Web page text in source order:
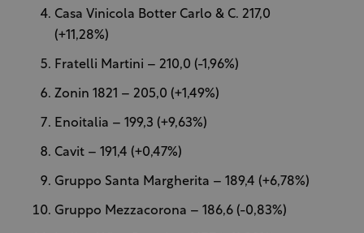
Casa Vinicola Botter Carlo & C. 217,0
(+11,28%)
Fratelli Martini – 210,0 (-1,96%)
Zonin 1821 – 205,0 (+1,49%)
Enoitalia – 199,3 (+9,63%)
Cavit – 191,4 (+0,47%)
Gruppo Santa Margherita – 189,4 (+6,78%)
Gruppo Mezzacorona – 186,6 (-0,83%)